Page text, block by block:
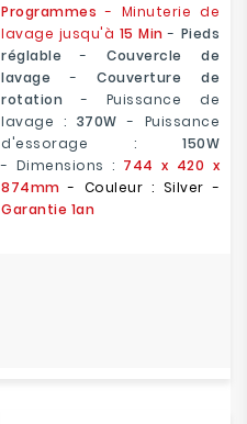
Programmes - Minuterie de
lavage jusqu'à 15 Min - Pieds
réglable -Couvercle de
lavage -Couverture de
rotation - Puissance de
lavage : 370W - Puissance
d'essorage : 150W
- Dimensions : 744 x 420 x
874mm - Couleur : Silver -
Garantie 1an